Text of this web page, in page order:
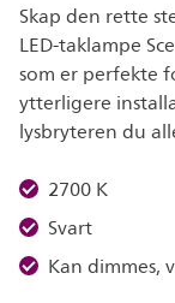
Skap den rette
LED-taklampe
som er perfekte
ytterligere
lysbryteren du
2700 K
Svart
Kan dimmes,